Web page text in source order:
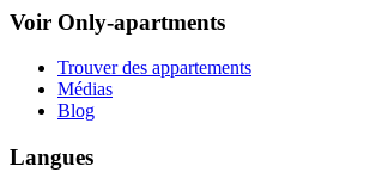
Voir Only-apartments
Trouver des appartements
Médias
Blog
Langues